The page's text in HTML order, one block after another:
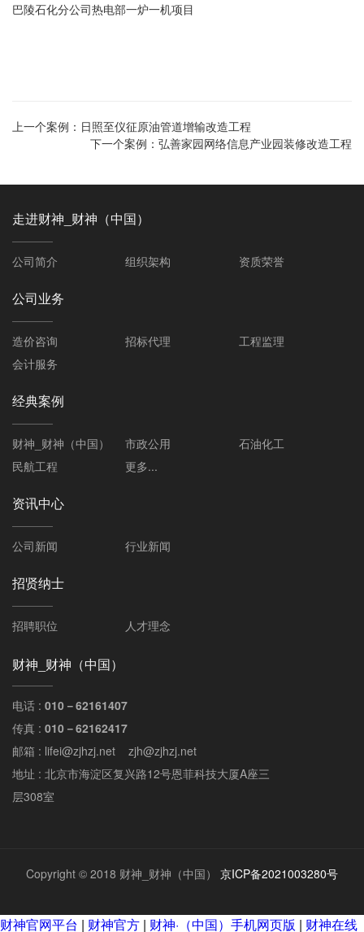
巴陵石化分公司热电部一炉一机项目
上一个案例： 日照至仪征原油管道增输改造工程
下一个案例： 弘善家园网络信息产业园装修改造工程
走进财神_财神（中国）
公司简介 组织架构 资质荣誉
公司业务
造价咨询 招标代理
工程监理
会计服务
经典案例
财神_财神（中国） 市政公用
石油化工
民航工程
更多...
资讯中心
公司新闻 行业新闻
招贤纳士
招聘职位 人才理念
财神_财神（中国）
电话 : 010－62161407
传真 : 010－62162417
邮箱 : lifei@zjhzj.net zjh@zjhzj.net
地址 : 北京市海淀区复兴路12号恩菲科技大厦A座三
层308室
Copyright © 2018 财神_财神（中国） 京ICP备2021003280号
财神官网平台 | 财神官方 | 财神·（中国）手机网页版 | 财神在线